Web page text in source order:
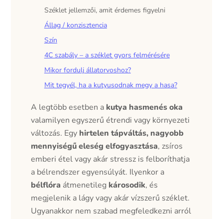
Széklet jellemzői, amit érdemes figyelni
Állag / konzisztencia
Szín
4C szabály – a széklet gyors felmérésére
Mikor fordulj állatorvoshoz?
Mit tegyél, ha a kutyusodnak megy a hasa?
A legtöbb esetben a kutya hasmenés oka
valamilyen egyszerű étrendi vagy környezeti
változás. Egy hirtelen tápváltás, nagyobb
mennyiségű eleség elfogyasztása, zsíros
emberi étel vagy akár stressz is felboríthatja
a bélrendszer egyensúlyát. Ilyenkor a
bélflóra átmenetileg károsodik, és
megjelenik a lágy vagy akár vízszerű széklet.
Ugyanakkor nem szabad megfeledkezni arról